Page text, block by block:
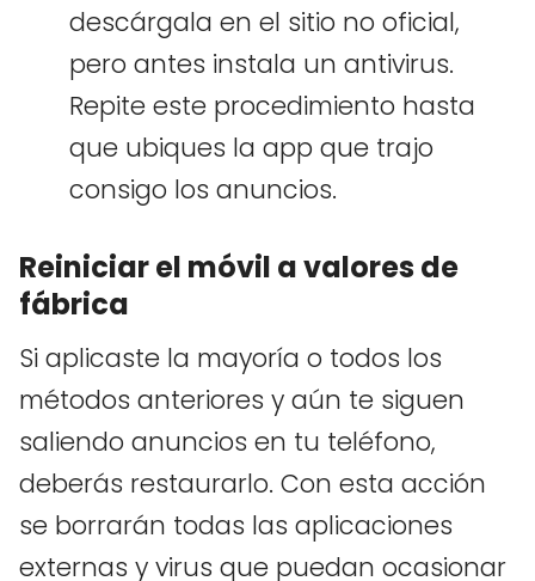
descárgala en el sitio no oficial,
pero antes instala un antivirus.
Repite este procedimiento hasta
que ubiques la app que trajo
consigo los anuncios.
Reiniciar el móvil a valores de
fábrica
Si aplicaste la mayoría o todos los
métodos anteriores y aún te siguen
saliendo anuncios en tu teléfono,
deberás restaurarlo. Con esta acción
se borrarán todas las aplicaciones
externas y virus que puedan ocasionar